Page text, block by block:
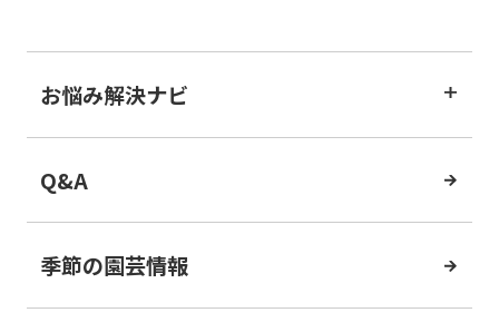
お悩み解決ナビ
Q&A
季節の園芸情報